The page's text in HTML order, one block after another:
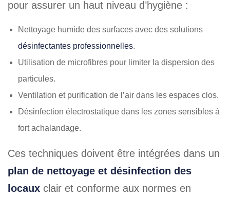
pour assurer un haut niveau d’hygiène :
Nettoyage humide des surfaces avec des solutions
désinfectantes professionnelles.
Utilisation de microfibres pour limiter la dispersion des
particules.
Ventilation et purification de l’air dans les espaces clos.
Désinfection électrostatique dans les zones sensibles à
fort achalandage.
Ces techniques doivent être intégrées dans un
plan de nettoyage et désinfection des
locaux clair et conforme aux normes en